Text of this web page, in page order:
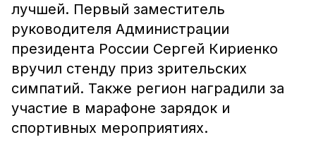
лучшей. Первый заместитель
руководителя Администрации
президента России Сергей Кириенко
вручил стенду приз зрительских
симпатий. Также регион наградили за
участие в марафоне зарядок и
спортивных мероприятиях.